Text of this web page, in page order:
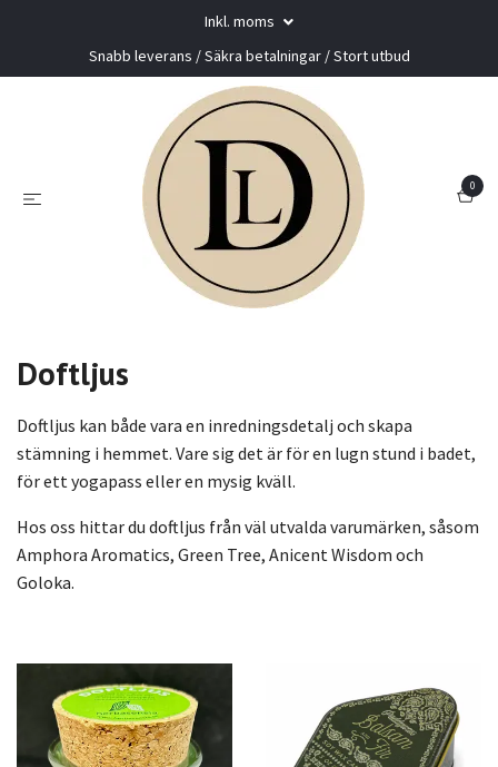
Inkl. moms
Snabb leverans / Säkra betalningar / Stort utbud
0
Doftljus
Doftljus kan både vara en inredningsdetalj och skapa
stämning i hemmet. Vare sig det är för en lugn stund i badet,
för ett yogapass eller en mysig kväll.
Hos oss hittar du doftljus från väl utvalda varumärken, såsom
Amphora Aromatics, Green Tree, Anicent Wisdom och
Goloka.